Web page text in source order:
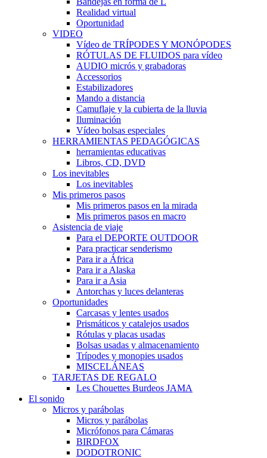
Realidad virtual
Oportunidad
VIDEO
Vídeo de TRÍPODES Y MONÓPODES
RÓTULAS DE FLUIDOS para vídeo
AUDIO micrós y grabadoras
Accessorios
Estabilizadores
Mando a distancia
Camuflaje y la cubierta de la lluvia
Iluminación
Vídeo bolsas especiales
HERRAMIENTAS PEDAGÓGICAS
herramientas educativas
Libros, CD, DVD
Los inevitables
Los inevitables
Mis primeros pasos
Mis primeros pasos en la mirada
Mis primeros pasos en macro
Asistencia de viaje
Para el DEPORTE OUTDOOR
Para practicar senderismo
Para ir a África
Para ir a Alaska
Para ir a Asia
Antorchas y luces delanteras
Oportunidades
Carcasas y lentes usados
Prismáticos y catalejos usados
Rótulas y placas usadas
Bolsas usadas y almacenamiento
Trípodes y monopies usados
MISCELÁNEAS
TARJETAS DE REGALO
Les Chouettes Burdeos JAMA
El sonido
Micros y parábolas
Micros y parábolas
Micrófonos para Cámaras
BIRDFOX
DODOTRONIC